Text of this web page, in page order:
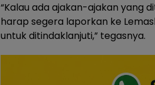
“Kalau ada ajakan-ajakan yang
harap segera laporkan ke
untuk ditindaklanjuti,” tegasnya.